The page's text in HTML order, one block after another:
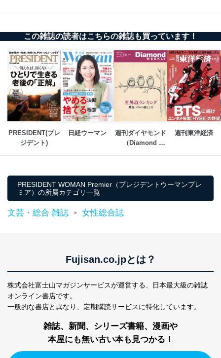
当社は、内部監査及びマネジメントレビューの機会を通
じて、個人情報保護マネジメントシステムを継続的に改
善し、常に最良の状態を維持します。
苦情及び相談受付け窓口
貴殿の個人情報及び当社の個人情報保護マネジメントシ
絡ください。
適切、かつ迅速に対応させていただきます。
TEL：0570-200-223
FAX：03-5459-7073
e-mail：cs@fujisan.co.jp
改訂：2025年2月20日
個人情報の取扱いについて
当社は以下の個人情報保護管理者を設置し、個人情報保
護管理者の責任のもと、個人情報を取得・アクセス・利
東京都渋谷区南平台町16-11
株式会社富士山マガジンサービス
代表取締役会長 西野 伸一郎
この雑誌の読者はこちらの雑誌も買っています！
PRESIDENT(プレ
ジデント)
日経ウーマン
週刊ダイヤモンド
（Diamond
週刊東洋経済
PRESIDENT WOMAN Premier（プレジデントウーマンプレ
ミア）の所属カテゴリ一覧
文芸・総合 雑誌 > 女性総合誌
Fujisan.co.jpとは？
株式会社富士山マガジンサービスが運営する、
日本最大級の雑誌
オンライン書店です。
一般的な書店と異なり、 定期購読サービスに特化しています。
雑誌、新聞、シリーズ書籍、漫画や
本屋にも無い古い本も見つかる！